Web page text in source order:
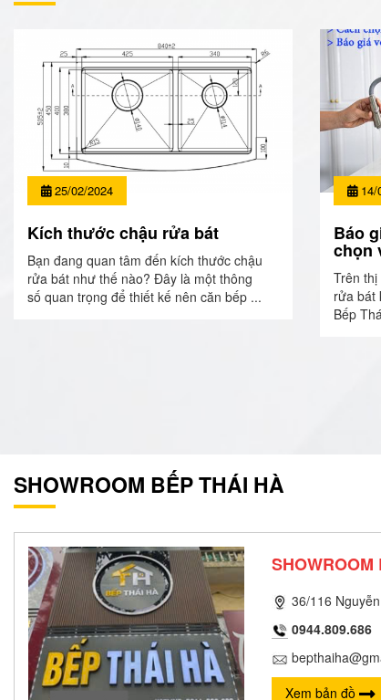
25/02/2024
Kích thước chậu rửa bát
Bạn đang quan tâm đến kích thước chậu
rửa bát như thế nào? Đây là một thông
số quan trọng để thiết kế nên căn bếp ...
14/
Báo
chọn
Trên
rửa bát
Bếp
SHOWROOM BẾP THÁI HÀ
36/116
0944.809.686
Xem bản đồ